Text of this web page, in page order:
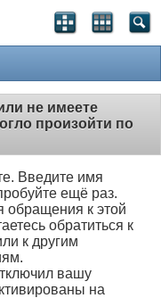
не имеете
произойти по
Введите имя
ещё раз.
обращения к этой
обратиться к
к другим
вашу
на